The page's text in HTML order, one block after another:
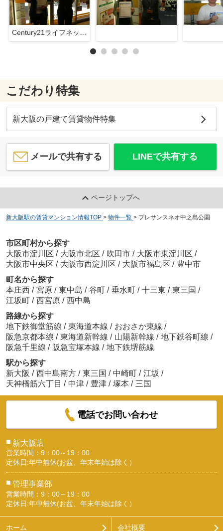
こだわり特集
新大阪の戸建て賃貸物件特集
メールで共有する LINEで共有する
ページトップへ
新大阪駅の賃貸マンション情報TOP > 物件一覧 > プレサンスネオ中之島公園
市区町村から探す
大阪市淀川区 / 大阪市北区 / 吹田市 / 大阪市東淀川区 /
大阪市中央区 / 大阪市西淀川区 / 大阪市福島区 / 豊中市
町名から探す
本庄西 / 宮原 / 東中島 / 谷町 / 垂水町 / 十三東 / 東三国 /
江坂町 / 西宮原 / 西中島
路線から探す
地下鉄御堂筋線 / 東海道本線 / おおさか東線 /
阪急京都本線 / 東海道新幹線 / 山陽新幹線 / 地下鉄谷町線 /
阪急千里線 / 阪急宝塚本線 / 地下鉄堺筋線
駅から探す
新大阪 / 西中島南方 / 東三国 / 中崎町 / 江坂 /
天神橋筋六丁目 / 中津 / 豊津 / 塚本 / 三国
電話でお問い合わせ
■ 新大阪店
営業時間：9：00～19：00
定休日:年中無休(お盆、年末年始は除く）
■ 管理事業部
営業時間：9：00～19：00
定休日:年中無休(お盆、年末年始は除く）
ホーム 会社概要